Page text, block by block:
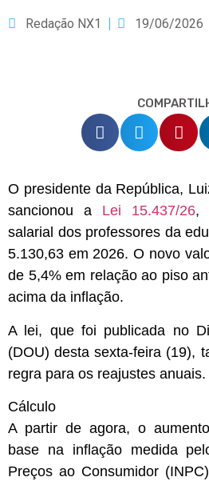
Redação NX1 19/06/2026
O presidente da República,
sancionou a Lei 15.437/26,
salarial dos professores da
5.130,63 em 2026. O novo
de 5,4% em relação ao piso
acima da inflação.
A lei, que foi publicada no
(DOU) desta sexta-feira (19),
regra para os reajustes anuais.
Cálculo
A partir de agora, o
base na inflação medida
Preços ao Consumidor (INPC